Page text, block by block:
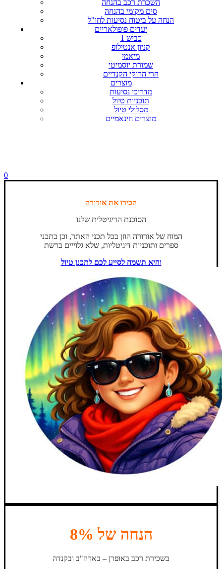
השכרת רכב בהנחה
סים מקומי בהנחה
הנחה על ביטוח נסיעות לחו"ל
יעדים פופולאריים
כביש 1
קניון אנטילופ
מיאמי
שמורת יוסמיטי
הרי הרוקי הקנדיים
מוצרים
מדריכי נסיעות
תוכניות טיול
מסלולי טיול
מוצרים חינאמיים
0
הכירו את אורורה
הסוכנת הדיגיטלית שלנו
המוח של אורורה הוזן בכל תכני האתר, וכן בתכני
ספרים ותוכניות דיגיטליות, שלא גלוייים ברשת
והיא תשמח לסייע לכם לתכנן טיול
הנחה של 8%
בשכירת רכב באופרן – בארה"ב ובקנדה